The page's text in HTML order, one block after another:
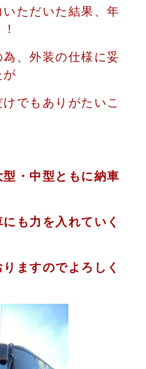
ただいた結果、年
、外装の仕様に妥
でもありがたいこ
・中型ともに納車
も力を入れていく
ますのでよろしく